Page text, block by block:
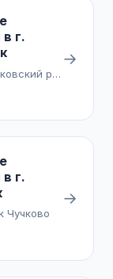
г.
📍 Россия, Рязанская область, Чучковский район, поселок городского типа Чучково
→
г.
Чучково
→